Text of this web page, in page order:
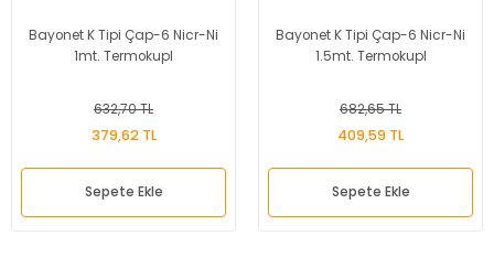
Bayonet K Tipi Çap-6 Nicr-Ni
1mt. Termokupl
632,70 TL
379,62 TL
Sepete Ekle
Bayonet K Tipi Çap-6 Nicr-Ni
1.5mt. Termokupl
682,65 TL
409,59 TL
Sepete Ekle